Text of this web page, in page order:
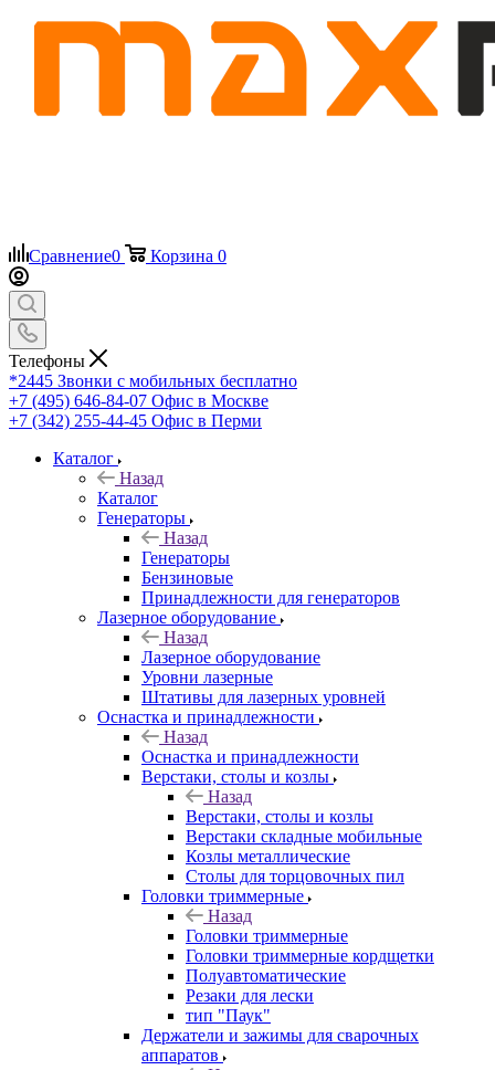
Сравнение0 Корзина 0
Телефоны
*2445 Звонки с мобильных бесплатно
+7 (495) 646-84-07 Офис в Москве
+7 (342) 255-44-45 Офис в Перми
Каталог
Назад
Каталог
Генераторы
Назад
Генераторы
Бензиновые
Принадлежности для генераторов
Лазерное оборудование
Назад
Лазерное оборудование
Уровни лазерные
Штативы для лазерных уровней
Оснастка и принадлежности
Назад
Оснастка и принадлежности
Верстаки, столы и козлы
Назад
Верстаки, столы и козлы
Верстаки складные мобильные
Козлы металлические
Столы для торцовочных пил
Головки триммерные
Назад
Головки триммерные
Головки триммерные кордщетки
Полуавтоматические
Резаки для лески
тип "Паук"
Держатели и зажимы для сварочных
аппаратов